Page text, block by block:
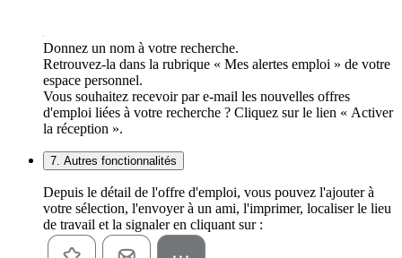
Donnez un nom à votre recherche.
Retrouvez-la dans la rubrique « Mes alertes emploi » de votre
espace personnel.
Vous souhaitez recevoir par e-mail les nouvelles offres
d'emploi liées à votre recherche ? Cliquez sur le lien « Activer
la réception ».
7. Autres fonctionnalités
Depuis le détail de l'offre d'emploi, vous pouvez l'ajouter à
votre sélection, l'envoyer à un ami, l'imprimer, localiser le lieu
de travail et la signaler en cliquant sur :